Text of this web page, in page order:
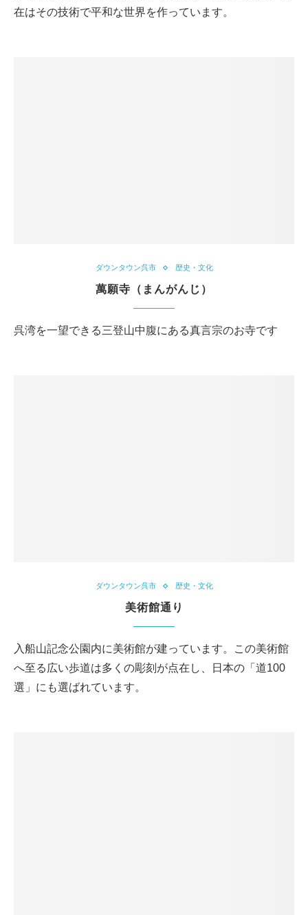
在はその技術で平和な世界を作っています。
ダウンタウン呉市 歴史・文化
萬願寺（まんがんじ）
呉湾を一望できる三登山中腹にある真言宗のお寺です
ダウンタウン呉市 歴史・文化
美術館通り
入船山記念公園内に美術館が建っています。この美術館
へ至る広い歩道は多くの彫刻が点在し、日本の「道100
選」にも選ばれています。